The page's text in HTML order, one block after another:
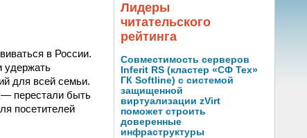
в России.
удержать
для всей семьи.
— перестали быть
посетителей
Лидеры
читательского
рейтинга
Совместимость серверов
Inferit RS (кластер «СФ Тех»
ГК Softline) с системой
защищенной
виртуализации zVirt
поможет строить
доверенные
инфраструктуры